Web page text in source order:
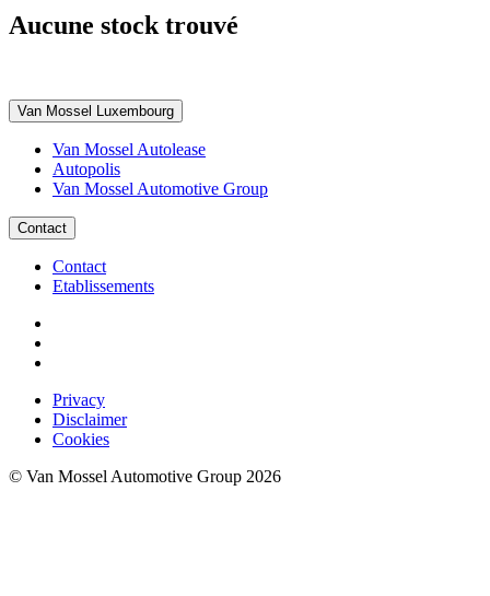
Aucune stock trouvé
Van Mossel Luxembourg
Van Mossel Autolease
Autopolis
Van Mossel Automotive Group
Contact
Contact
Etablissements
Privacy
Disclaimer
Cookies
© Van Mossel Automotive Group 2026